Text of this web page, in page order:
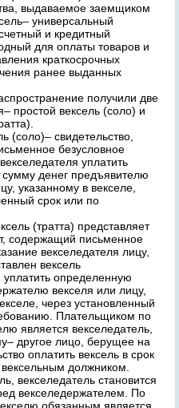
выдаваемое заемщиком
универсальный
и кредитный
для оплаты товаров и
краткосрочных
ранее выданных
получили две
простой вексель (соло) и
(соло)– свидетельство,
безусловное
уплатить
денег предъявителю
указанному в векселе,
срок или по
(тратта) представляет
содержащий письменное
векселедателя лицу,
вексель
определенную
векселя или лицу,
через установленный
Плательщиком по
является векселедатель,
другое лицо, берущее на
оплатить вексель в срок
должником.
векселедатель становится
векселедержателем. По